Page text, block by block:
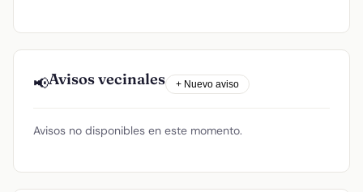
📢Avisos vecinales + Nuevo aviso
Avisos no disponibles en este momento.